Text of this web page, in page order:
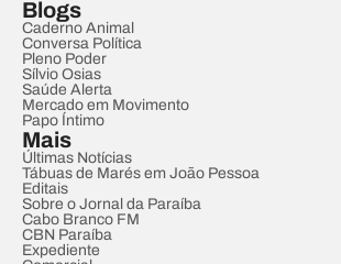
Blogs
Caderno Animal
Conversa Política
Pleno Poder
Sílvio Osias
Saúde Alerta
Mercado em Movimento
Papo Íntimo
Mais
Últimas Notícias
Tábuas de Marés em João Pessoa
Editais
Sobre o Jornal da Paraíba
Cabo Branco FM
CBN Paraíba
Expediente